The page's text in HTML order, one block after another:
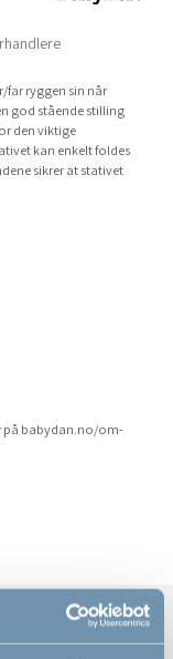
far ryggen sin når
god stående stilling
den viktige
kan enkelt foldes
sikrer at stativet
på babydan.no/om-